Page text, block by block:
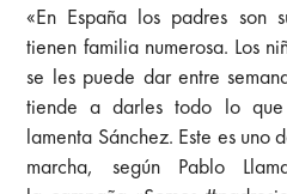
«En España los padres son
tienen familia numerosa. Los
se les puede dar entre
tiende a darles todo lo que
lamenta Sánchez. Este es uno
marcha, según Pablo